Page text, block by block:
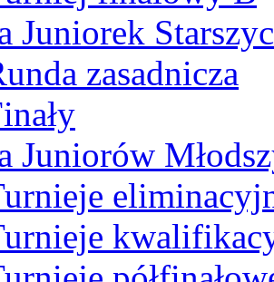
Juniorek
zasadnicza
Juniorów